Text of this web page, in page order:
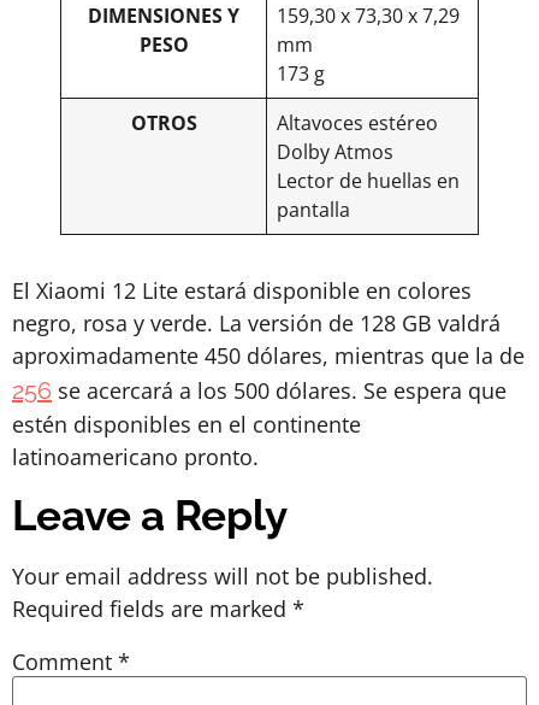
DIMENSIONES Y
PESO
159,30 x 73,30 x 7,29
mm
173 g
OTROS
Altavoces estéreo
Dolby Atmos
Lector de huellas en
pantalla
El Xiaomi 12 Lite estará disponible en colores
negro, rosa y verde. La versión de 128 GB valdrá
aproximadamente 450 dólares, mientras que la de
256 se acercará a los 500 dólares. Se espera que
estén disponibles en el continente
latinoamericano pronto.
Leave a Reply
Your email address will not be published.
Required fields are marked *
Comment *